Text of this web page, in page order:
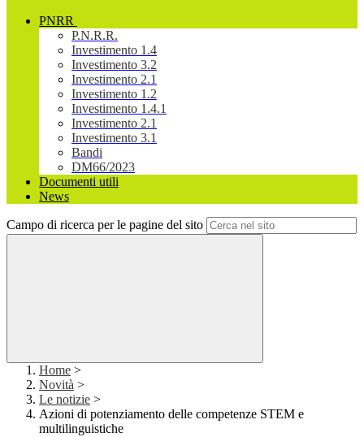
PNRR
P.N.R.R.
Investimento 1.4
Investimento 3.2
Investimento 2.1
Investimento 1.2
Investimento 1.4.1
Investimento 2.1
Investimento 3.1
Bandi
DM66/2023
Documenti utili
News
Campo di ricerca per le pagine del sito
Home >
Novità >
Le notizie >
Azioni di potenziamento delle competenze STEM e
multilinguistiche